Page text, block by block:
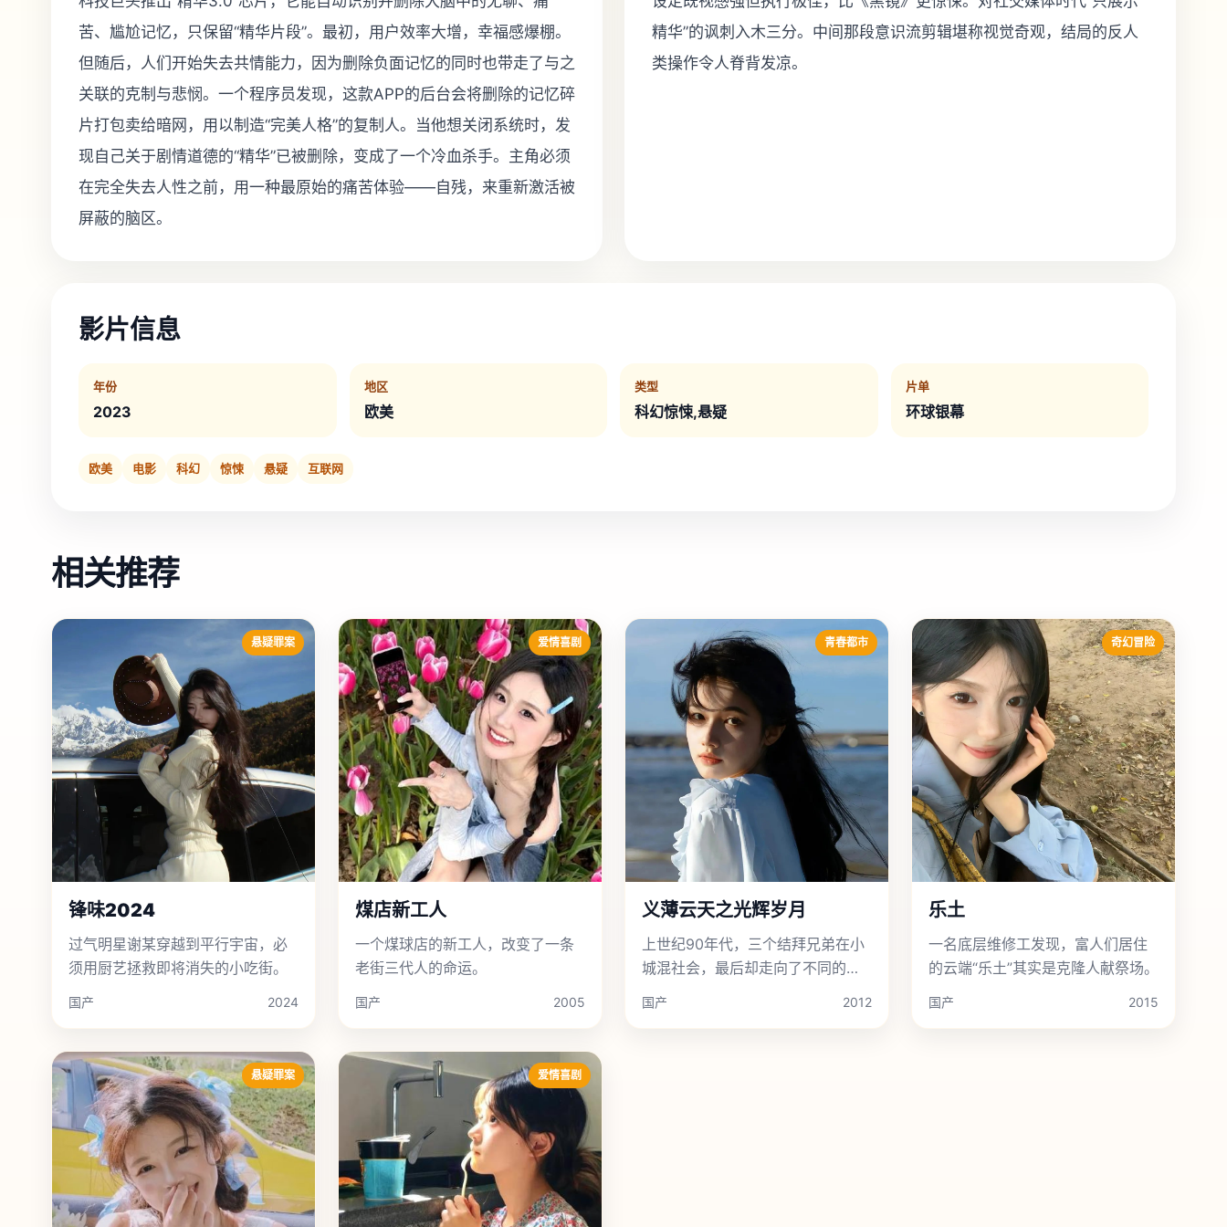
苦、尴尬记忆，只保留“精华片段”。最初，用户效率大增，幸福感爆棚。
但随后，人们开始失去共情能力，因为删除负面记忆的同时也带走了与之
关联的克制与悲悯。一个程序员发现，这款APP的后台会将删除的记忆碎
片打包卖给暗网，用以制造“完美人格”的复制人。当他想关闭系统时，发
现自己关于剧情道德的“精华”已被删除，变成了一个冷血杀手。主角必须
在完全失去人性之前，用一种最原始的痛苦体验——自残，来重新激活被
屏蔽的脑区。
精华”的讽刺入木三分。中间那段意识流剪辑堪称视觉奇观，结局的反人
类操作令人脊背发凉。
影片信息
年份
2023
地区
欧美
类型
科幻惊悚,悬疑
片单
环球银幕
欧美 电影 科幻 惊悚 悬疑 互联网
相关推荐
悬疑罪案
锋味2024
过气明星谢某穿越到平行宇宙，必
须用厨艺拯救即将消失的小吃街。
国产 2024
爱情喜剧
煤店新工人
一个煤球店的新工人，改变了一条
老街三代人的命运。
国产 2005
青春都市
义薄云天之光辉岁月
上世纪90年代，三个结拜兄弟在小
城混社会，最后却走向了不同的深
渊。
国产 2012
奇幻冒险
乐土
一名底层维修工发现，富人们居住
的云端“乐土”其实是克隆人献祭场。
国产 2015
悬疑罪案 爱情喜剧